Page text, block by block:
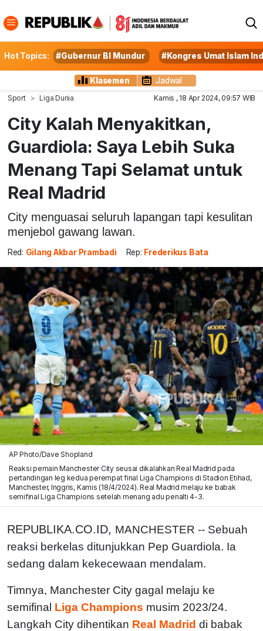
Hot Topics: #Gubernur BI Mundur #Kongres Umat Islam
Klasemen Jadwal
Sport Liga Dunia Kamis , 18 Apr 2024, 09:57 WIB
City Kalah Menyakitkan,
Guardiola: Saya Lebih Suka
Menang Tapi Selamat untuk
Real Madrid
City menguasai seluruh lapangan tapi kesulitan
menjebol gawang lawan.
Red: Gilang Akbar Prambadi Rep: Frederikus Bata
AP Photo/Dave Shopland
Reaksi pemain Manchester City seusai dikalahkan Real Madrid pada
pertandingan leg kedua perempat final Liga Champions di Stadion Etihad,
Manchester, Inggris, Kamis (18/4/2024). Real Madrid melaju ke babak
semifinal Liga Champions setelah menang adu penalti 4-3.
REPUBLIKA.CO.ID, MANCHESTER -- Sebuah
reaksi berkelas ditunjukkan Pep Guardiola. Ia
sedang dalam kekecewaan mendalam.
Timnya, Manchester City gagal melaju ke
semifinal Liga Champions musim 2023/24.
Langkah City dihentikan Real Madrid di babak